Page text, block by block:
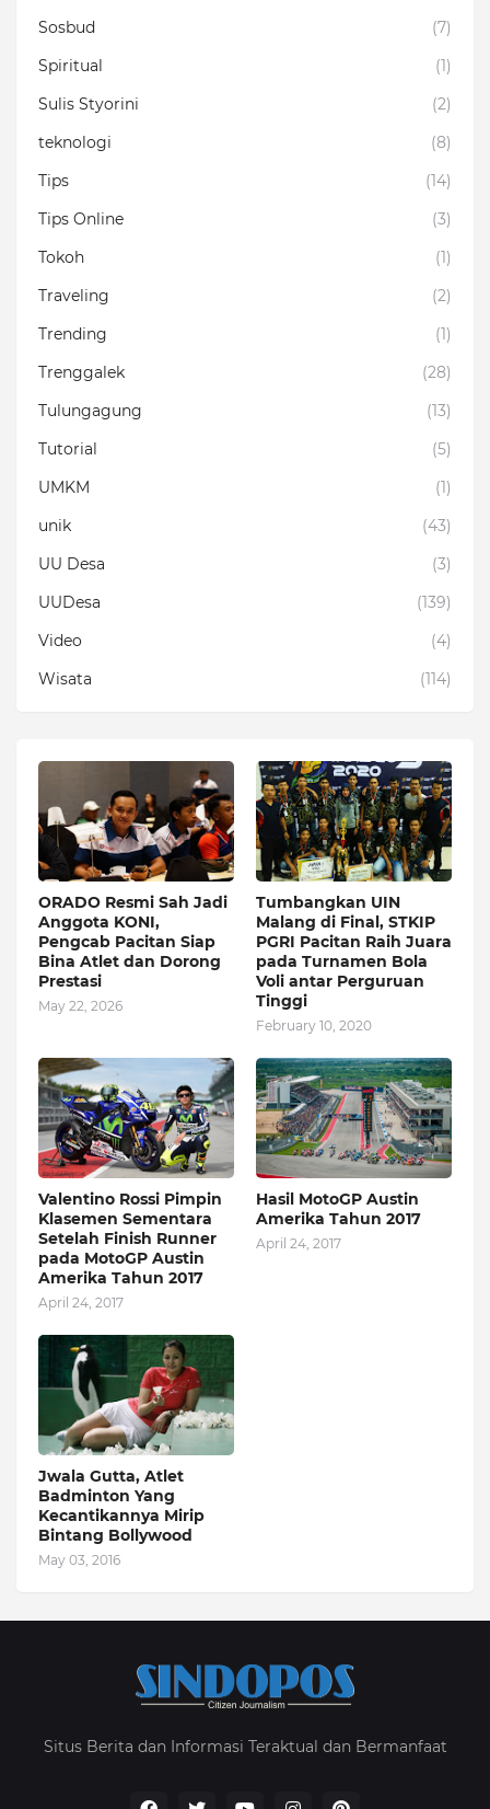
Sosbud
(7)
Spiritual
(1)
Sulis Styorini
(2)
teknologi
(8)
Tips
(14)
Tips Online
(3)
Tokoh
(1)
Traveling
(2)
Trending
(1)
Trenggalek
(28)
Tulungagung
(13)
Tutorial
(5)
UMKM
(1)
unik
(43)
UU Desa
(3)
UUDesa
(139)
Video
(4)
Wisata
(114)
ORADO Resmi Sah Jadi
Anggota KONI,
Pengcab Pacitan Siap
Bina Atlet dan Dorong
Prestasi
May 22, 2026
Tumbangkan UIN
Malang di Final, STKIP
PGRI Pacitan Raih Juara
pada Turnamen Bola
Voli antar Perguruan
Tinggi
February 10, 2020
Valentino Rossi Pimpin
Klasemen Sementara
Setelah Finish Runner
pada MotoGP Austin
Amerika Tahun 2017
April 24, 2017
Hasil MotoGP Austin
Amerika Tahun 2017
April 24, 2017
Jwala Gutta, Atlet
Badminton Yang
Kecantikannya Mirip
Bintang Bollywood
May 03, 2016
Situs Berita dan Informasi Teraktual dan Bermanfaat